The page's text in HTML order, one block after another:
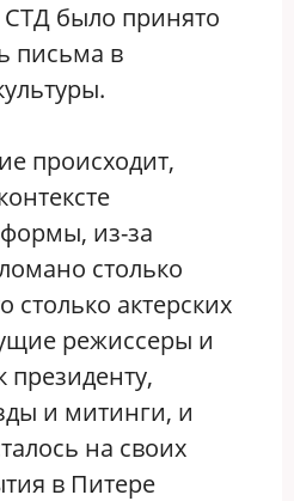
СТД было принято
письма в
происходит,
из-за
столько
столько актерских
режиссеры и
президенту,
и митинги, и
на своих
в Питере